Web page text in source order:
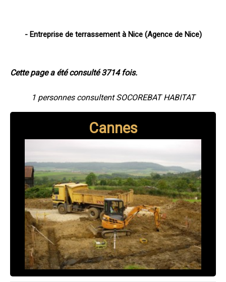
- Entreprise de terrassement à Nice (Agence de Nice)
Cette page a été consulté 3714 fois.
1 personnes consultent SOCOREBAT HABITAT
Cannes